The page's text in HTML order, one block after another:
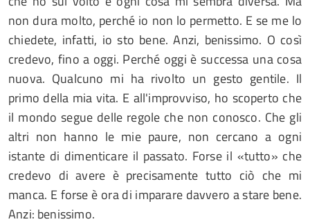
non dura molto, perché io non lo permetto. E se me lo
chiedete, infatti, io sto bene. Anzi, benissimo. O così
credevo, fino a oggi. Perché oggi è successa una cosa
nuova. Qualcuno mi ha rivolto un gesto gentile. Il
primo della mia vita. E all'improvviso, ho scoperto che
il mondo segue delle regole che non conosco. Che gli
altri non hanno le mie paure, non cercano a ogni
istante di dimenticare il passato. Forse il «tutto» che
credevo di avere è precisamente tutto ciò che mi
manca. E forse è ora di imparare davvero a stare bene.
Anzi: benissimo.